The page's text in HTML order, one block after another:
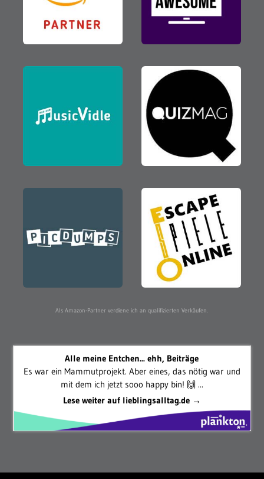
Als Amazon-Partner verdiene ich an qualifizierten Verkäufen.
Alle meine Entchen... ehh, Beiträge
Es war ein Mammutprojekt. Aber eines, das nötig war und
mit dem ich jetzt sooo happy bin! 🙌 ...
Lese weiter auf lieblingsalltag.de →